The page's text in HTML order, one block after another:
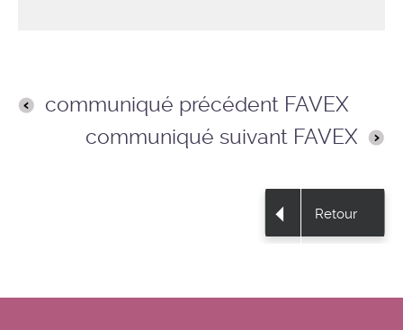
communiqué précédent FAVEX
communiqué suivant FAVEX
Retour